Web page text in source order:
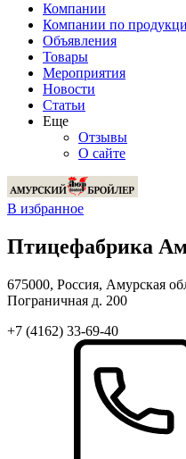
Компании
Компании по
Объявления
Товары
Мероприятия
Новости
Статьи
Еще
Отзывы
О сайте
В избранное
Птицефабрика
675000, Россия, Амурская
Пограничная д. 200
+7 (4162) 33-69-40